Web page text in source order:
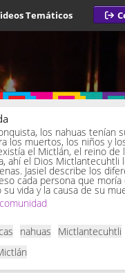
Temáticos
los nahuas tenían
los muertos, los niños y
el Mictlán, el reino de
ahí el Dios Mictlantecuhtli
Jasiel describe los
cada persona que
vida y la causa de su
nahuas
Mictlantecuhtli